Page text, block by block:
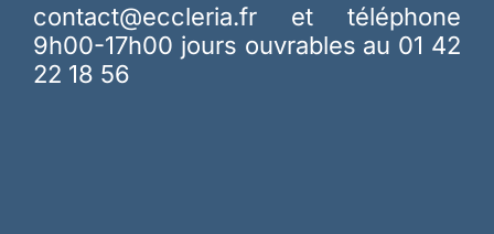
contact@eccleria.fr et téléphone
9h00-17h00 jours ouvrables au 01 42
22 18 56